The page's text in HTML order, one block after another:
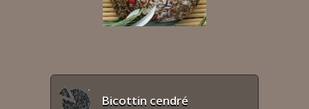
Bicottin cendré